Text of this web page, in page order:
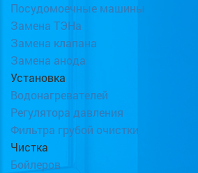
Посудомоечные машины
Замена ТЭНа
Замена клапана
Замена анода
Установка
Водонагревателей
Регулятора давления
Фильтра грубой очистки
Чистка
Бойлеров